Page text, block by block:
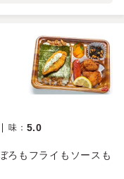
味 ： 5.0
ろもフライもソースも